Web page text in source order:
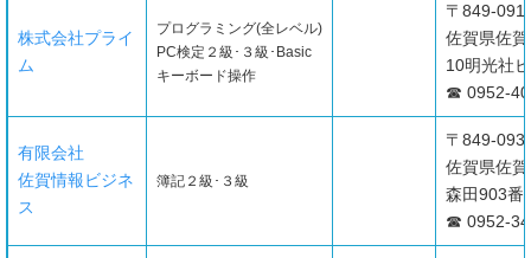
株式会社プライ
ム
プログラミング(全レベル)
PC検定２級･３級･Basic
キーボード操作
〒849-
佐賀県佐
10明光社
☎ 0952-
有限会社
佐賀情報ビジネ
ス
簿記２級･３級
〒849-
佐賀県佐
森田903番
☎ 0952-